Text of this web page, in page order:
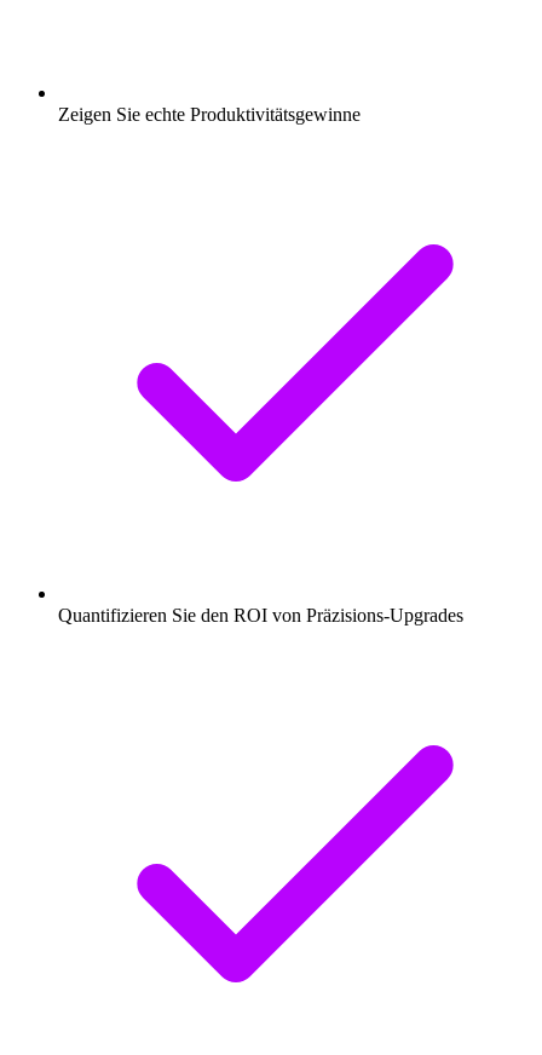
Zeigen Sie echte Produktivitätsgewinne
Quantifizieren Sie den ROI von Präzisions-Upgrades